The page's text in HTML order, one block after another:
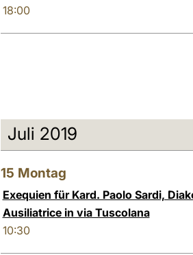
18:00
Juli 2019
15 Montag
Exequien für Kard. Paolo Sardi,
Ausiliatrice in via Tuscolana
10:30